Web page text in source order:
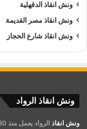
ونش انقاذ الدقهلية
ونش انقاذ مصر القديمة
ونش انقاذ شارع الحجاز
ونش انقاذ الرواد
ونش انقاذ الرواد يعمل منذ 30 عام ومتخصصون في